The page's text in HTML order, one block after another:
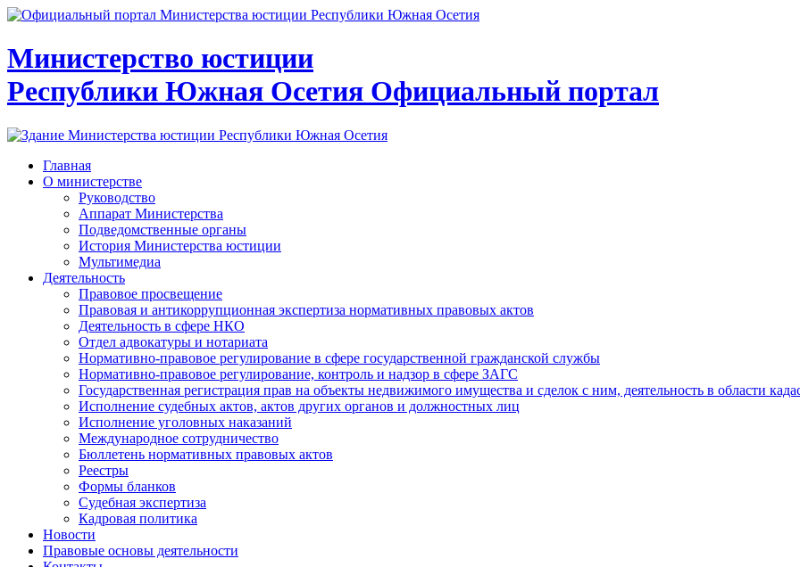
Министерство юстиции
Республики Южная Осетия Официальный портал
Главная
О министерстве
Руководство
Аппарат Министерства
Подведомственные органы
История Министерства юстиции
Мультимедиа
Деятельность
Правовое просвещение
Правовая и антикоррупционная экспертиза нормативных правовых актов
Деятельность в сфере НКО
Отдел адвокатуры и нотариата
Нормативно-правовое регулирование в сфере государственной гражданской службы
Нормативно-правовое регулирование, контроль и надзор в сфере ЗАГС
Государственная регистрация прав на объекты недвижимого имущества и сделок с ним, деятельность в области
Исполнение судебных актов, актов других органов и должностных лиц
Исполнение уголовных наказаний
Международное сотрудничество
Бюллетень нормативных правовых актов
Реестры
Формы бланков
Судебная экспертиза
Кадровая политика
Новости
Правовые основы деятельности